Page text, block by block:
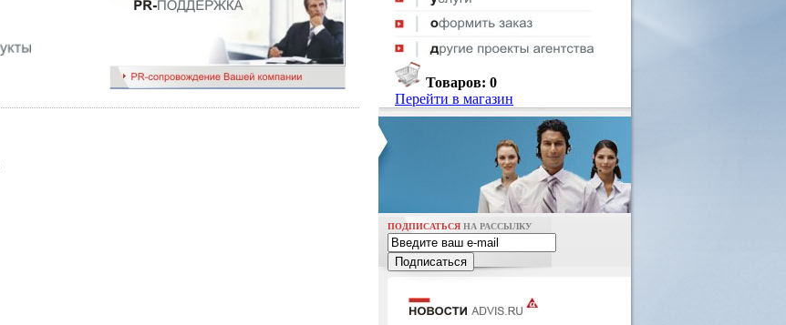
Товаров: 0
Перейти в магазин
ПОДПИСАТЬСЯ НА РАССЫЛКУ